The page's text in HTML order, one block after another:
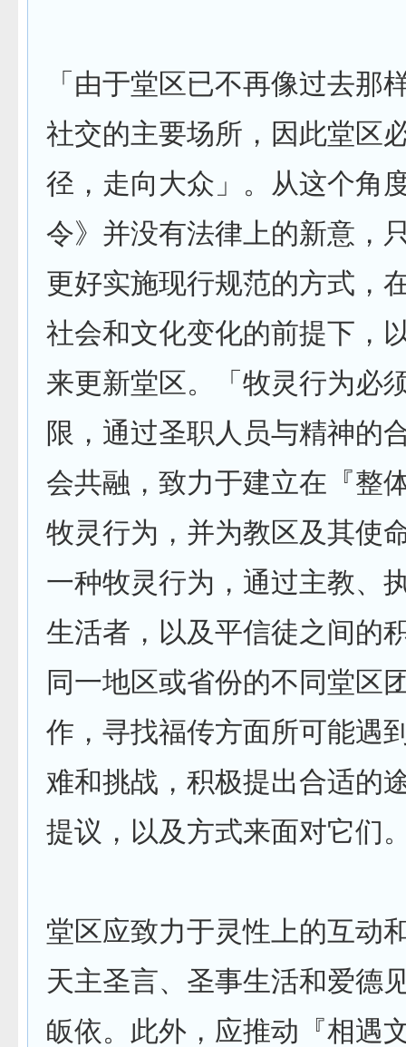
「由于堂区已不再像过去那
社交的主要场所，因此堂区
径，走向大众」。从这个角
令》并没有法律上的新意，
更好实施现行规范的方式，
社会和文化变化的前提下，
来更新堂区。「牧灵行为必
限，通过圣职人员与精神的
会共融，致力于建立在『整
牧灵行为，并为教区及其使
一种牧灵行为，通过主教、
生活者，以及平信徒之间的
同一地区或省份的不同堂区
作，寻找福传方面所可能遇
难和挑战，积极提出合适的
提议，以及方式来面对它们
堂区应致力于灵性上的互动
天主圣言、圣事生活和爱德
皈依。此外，应推动『相遇